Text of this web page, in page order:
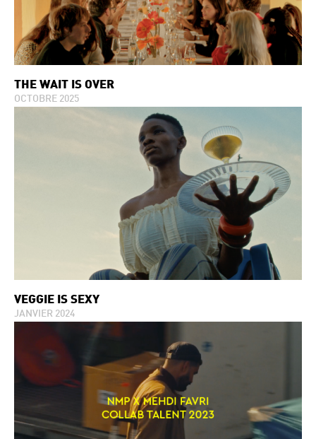
THE WAIT IS OVER
OCTOBRE 2025
VEGGIE IS SEXY
JANVIER 2024